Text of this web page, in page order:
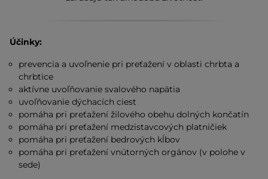
Účinky:
prevencia a uvoľnenie pri preťažení v oblasti chrbta a
chrbtice
aktívne uvoľňovanie svalového napätia
uvoľňovanie dýchacích ciest
pomáha pri preťažení žilového obehu dolných končatín
pomáha pri preťažení medzistavcových platničiek
pomáha pri preťažení bedrových kĺbov
pomáha pri preťažení vnútorných orgánov (v polohe v
sede)